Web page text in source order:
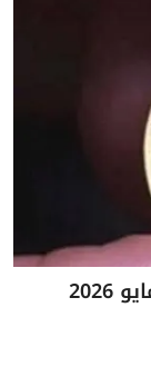
سعر الجنيه الذهب اليوم الاثنين 11 مايو 2026